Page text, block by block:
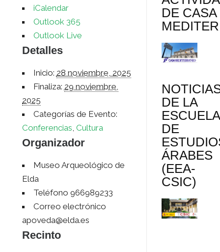
iCalendar
Outlook 365
Outlook Live
Detalles
Inicio: 28 noviembre, 2025
Finaliza: 29 noviembre,
2025
Categorías de Evento:
Conferencias, Cultura
Organizador
Museo Arqueológico de
Elda
Teléfono 966989233
Correo electrónico
apoveda@elda.es
Recinto
DE CASA
DE LA
ESCUELA
DE
ÁRABES
(EEA-
CSIC)